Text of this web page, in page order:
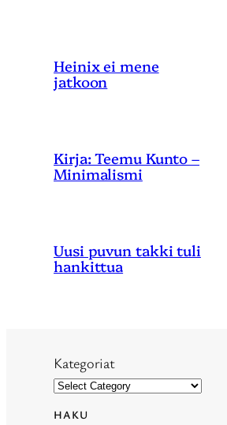
Heinix ei mene
jatkoon
Kirja: Teemu Kunto –
Minimalismi
Uusi puvun takki tuli
hankittua
Kategoriat
HAKU